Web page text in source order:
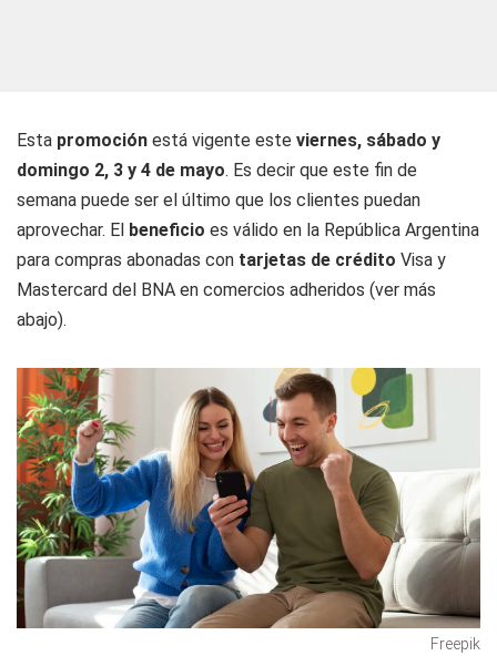
Esta promoción está vigente este viernes, sábado y
domingo 2, 3 y 4 de mayo. Es decir que este fin de
semana puede ser el último que los clientes puedan
aprovechar. El beneficio es válido en la República Argentina
para compras abonadas con tarjetas de crédito Visa y
Mastercard del BNA en comercios adheridos (ver más
abajo).
Freepik